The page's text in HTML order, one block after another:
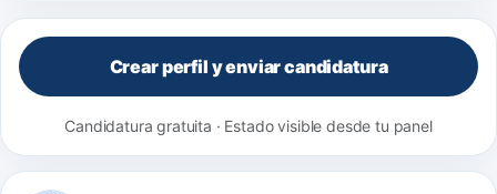
Crear perfil y enviar candidatura
Candidatura gratuita · Estado visible desde tu panel